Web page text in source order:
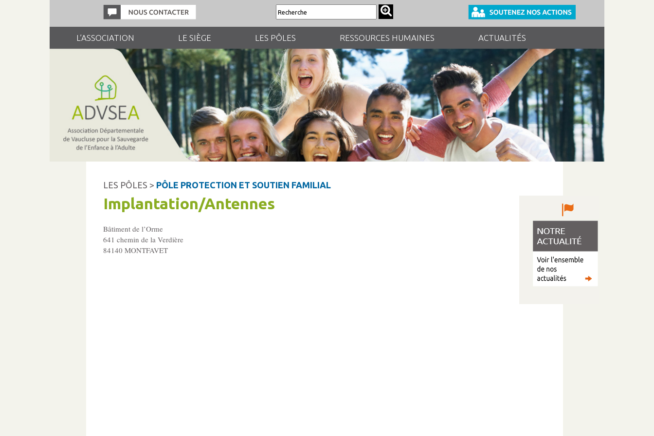
L’ASSOCIATION LE SIÈGE LES PÔLES RESSOURCES HUMAINES ACTUALITÉS
LES PÔLES > PÔLE PROTECTION ET SOUTIEN FAMILIAL
Implantation/Antennes
Bâtiment de l’Orme
641 chemin de la Verdière
84140 MONTFAVET